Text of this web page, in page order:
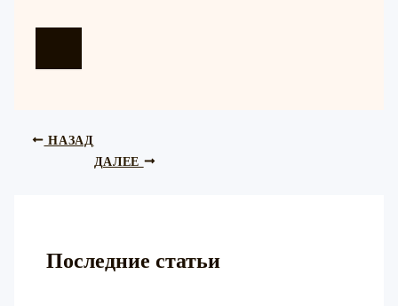
НАЗАД
ДАЛЕЕ
Последние статьи